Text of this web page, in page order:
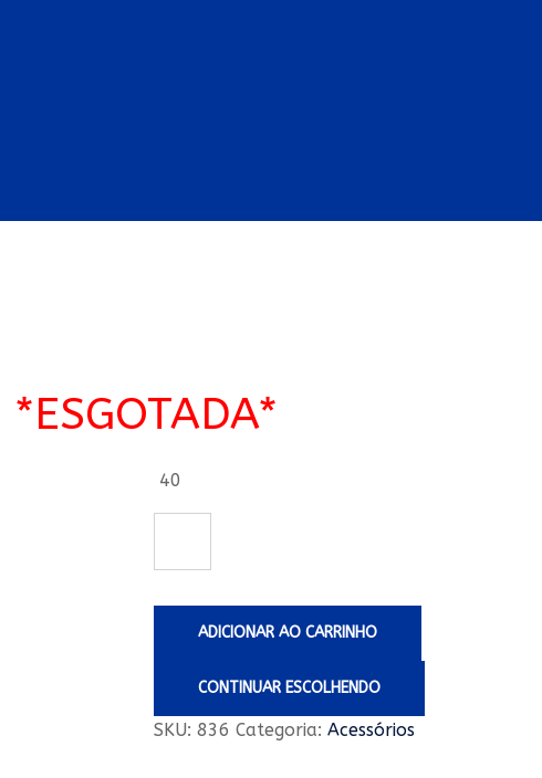
*ESGOTADA*
40
ADICIONAR AO CARRINHO
CONTINUAR ESCOLHENDO
SKU:836 Categoria:Acessórios